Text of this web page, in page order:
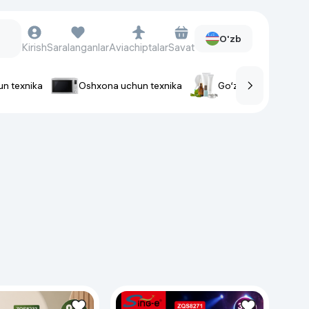
Fotoapparatlari
KirishSaralanganlarAviachiptalarSavat
O'zb
texnika Oshxona uchun texnika Go‘zallik va parvarish